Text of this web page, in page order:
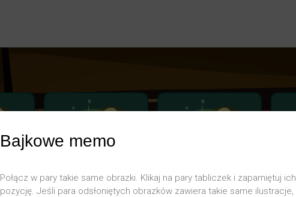
Bajkowe memo
Połącz w pary takie same obrazki. Klikaj na pary tabliczek i zapamiętuj ich
pozycję. Jeśli para odsłoniętych obrazków zawiera takie same ilustracje,